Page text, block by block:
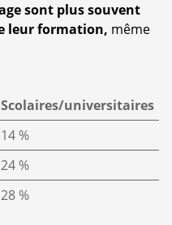
sont plus souvent
leur formation, même
Scolaires/universitaires
14 %
24 %
28 %